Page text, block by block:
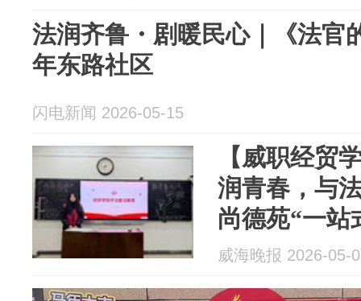
法润齐鲁・剧暖民心｜《法官
年东路社区
闪电新闻 2026-05-15
【威职经贸
润青春，与
尚德苑“一站
治教育活动
威海晚报 2026-05-